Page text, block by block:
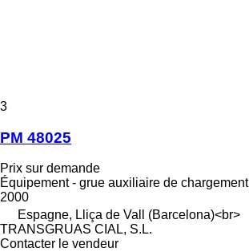
3
PM 48025
Prix sur demande
Équipement - grue auxiliaire de chargement
2000
Espagne, Lliça de Vall (Barcelona)<br>
TRANSGRUAS CIAL, S.L.
Contacter le vendeur